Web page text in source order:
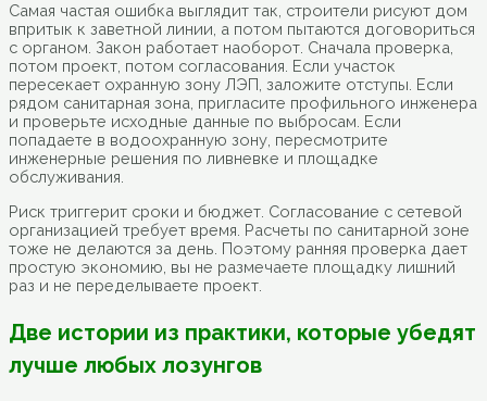
Самая частая ошибка выглядит так, строители рисуют дом
впритык к заветной линии, а потом пытаются договориться
с органом. Закон работает наоборот. Сначала проверка,
потом проект, потом согласования. Если участок
пересекает охранную зону ЛЭП, заложите отступы. Если
рядом санитарная зона, пригласите профильного инженера
и проверьте исходные данные по выбросам. Если
попадаете в водоохранную зону, пересмотрите
инженерные решения по ливневке и площадке
обслуживания.
Риск триггерит сроки и бюджет. Согласование с сетевой
организацией требует время. Расчеты по санитарной зоне
тоже не делаются за день. Поэтому ранняя проверка дает
простую экономию, вы не размечаете площадку лишний
раз и не переделываете проект.
Две истории из практики, которые убедят
лучше любых лозунгов